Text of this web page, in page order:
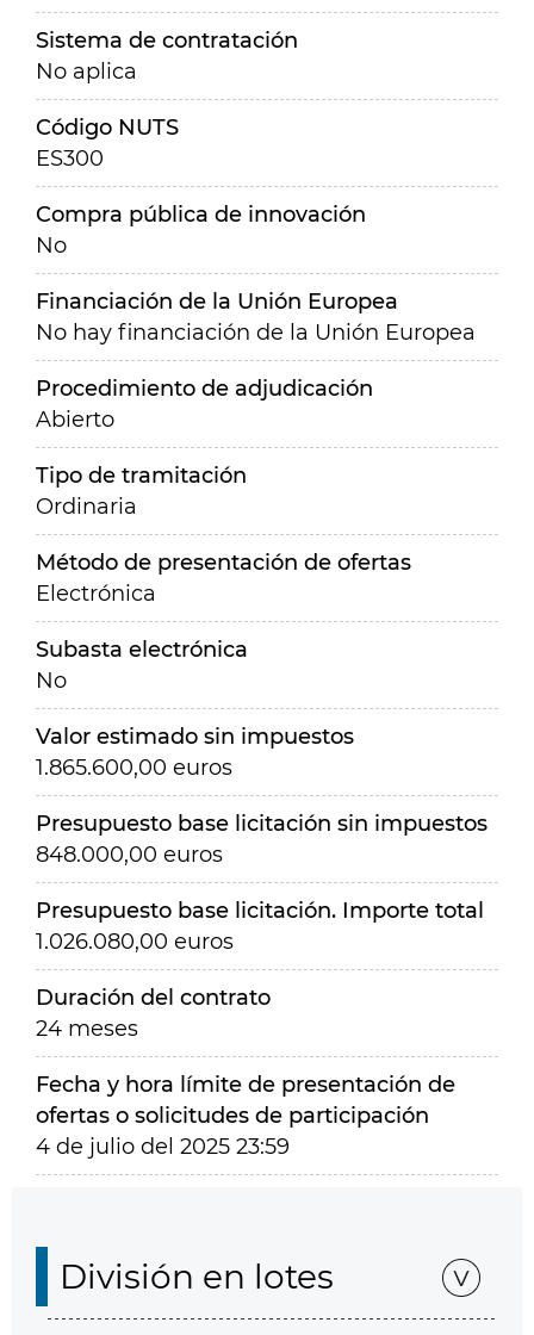
Sistema de contratación
No aplica
Código NUTS
ES300
Compra pública de innovación
No
Financiación de la Unión Europea
No hay financiación de la Unión Europea
Procedimiento de adjudicación
Abierto
Tipo de tramitación
Ordinaria
Método de presentación de ofertas
Electrónica
Subasta electrónica
No
Valor estimado sin impuestos
1.865.600,00 euros
Presupuesto base licitación sin impuestos
848.000,00 euros
Presupuesto base licitación. Importe total
1.026.080,00 euros
Duración del contrato
24 meses
Fecha y hora límite de presentación de
ofertas o solicitudes de participación
4 de julio del 2025 23:59
División en lotes